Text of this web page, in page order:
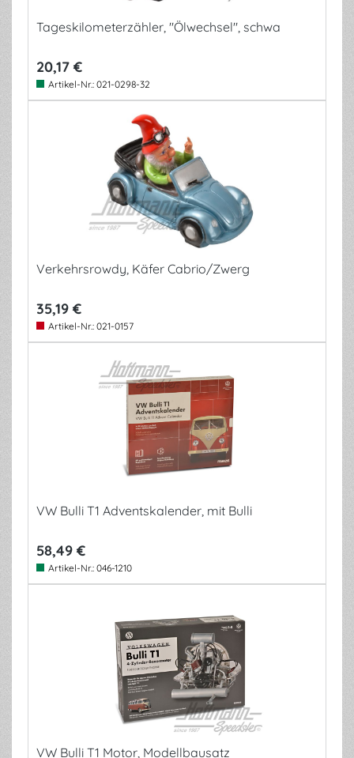
Tageskilometerzähler, "Ölwechsel", schwa
20,17 €
Artikel-Nr.: 021-0298-32
Verkehrsrowdy, Käfer Cabrio/Zwerg
35,19 €
Artikel-Nr.: 021-0157
VW Bulli T1 Adventskalender, mit Bulli
58,49 €
Artikel-Nr.: 046-1210
VW Bulli T1 Motor, Modellbausatz